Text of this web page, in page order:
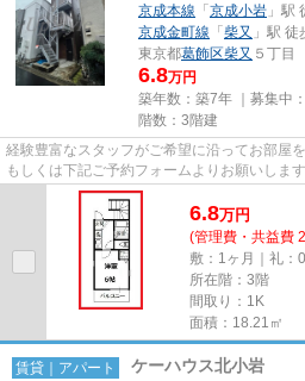
京成本線 「 京成小岩 」駅
京成金町線 「 柴又 」駅
東京都葛飾区柴又 ５丁目
6.8万円
築年数：築7年 ｜募集中：
階数：3階建
経験豊富なスタッフがご希望に沿ってお部屋
もしくは下記ご予約フォームよりお願いします
6.8万円
(管理費・共益費
敷：1ヶ月｜礼：
所在階：3階
間取り：1K
面積：18.21㎡
賃貸｜アパート ケーハウス北小岩